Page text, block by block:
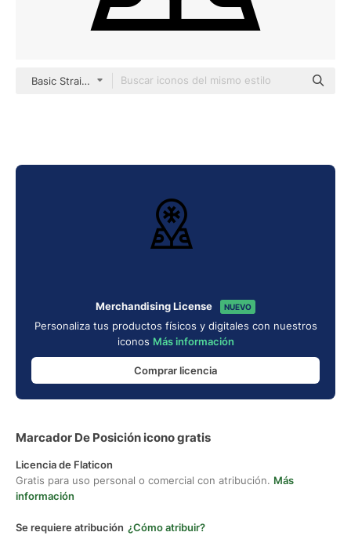
Basic Straight Lineal
Merchandising License NUEVO
Personaliza tus productos físicos y digitales con nuestros
iconos Más información
Comprar licencia
Marcador De Posición icono gratis
Licencia de Flaticon
Gratis para uso personal o comercial con atribución. Más
información
Se requiere atribución ¿Cómo atribuir?